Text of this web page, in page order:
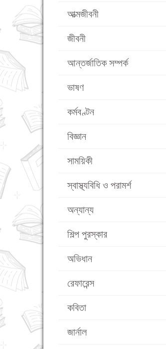
আত্মজীবনী
জীবনী
আন্তর্জাতিক সম্পর্ক
ভাষণ
কর্মবণ্টন
বিজ্ঞান
সাময়িকী
স্বাস্থ্যবিধি ও পরামর্শ
অন্যান্য
শিল্প পুরস্কার
অভিধান
রেফারেন্স
কবিতা
জার্নাল